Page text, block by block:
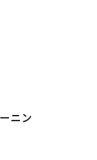
ニン